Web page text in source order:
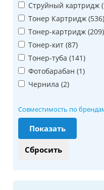
Струйный картридж (
Тонер Картридж (536)
Тонер-картридж (209)
Тонер-кит (87)
Тонер-туба (141)
Фотобарабан (1)
Чернила (2)
Совместимость по